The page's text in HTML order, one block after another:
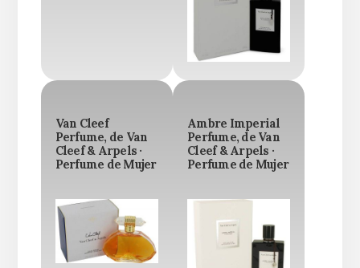
Van Cleef
Perfume, de Van
Cleef & Arpels ·
Perfume de Mujer
Ambre Imperial
Perfume, de Van
Cleef & Arpels ·
Perfume de Mujer